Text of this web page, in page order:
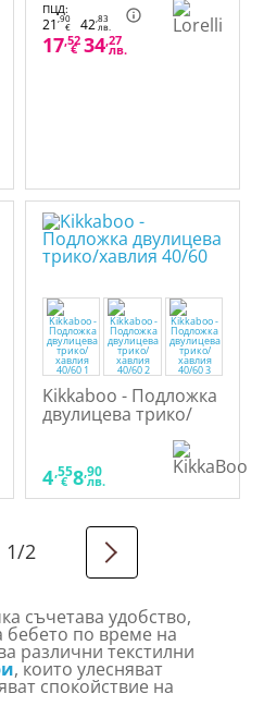
ПЦД:
21,90
€ 42,83
лв.
17,52
€ 34,27
лв.
Kikkaboo - Подложка
двулицева трико/
хавлия 40/60
4,55
€ 8,90
лв.
1/2
съчетава удобство,
бебето по време на
различни текстилни
, които улесняват
спокойствие на